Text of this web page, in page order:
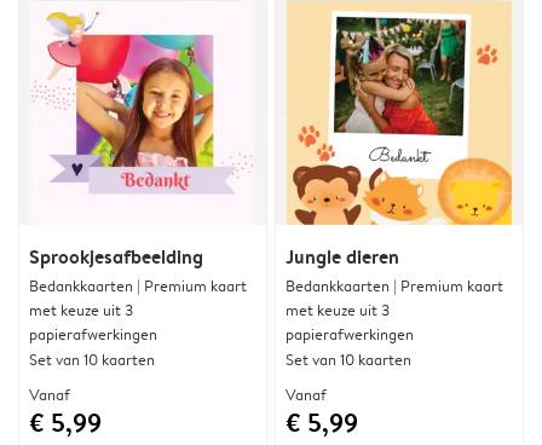
Sprookjesafbeelding
Bedankkaarten | Premium kaart
met keuze uit 3
papierafwerkingen
Set van 10 kaarten
Vanaf
€ 5,99
Jungle dieren
Bedankkaarten | Premium kaart
met keuze uit 3
papierafwerkingen
Set van 10 kaarten
Vanaf
€ 5,99